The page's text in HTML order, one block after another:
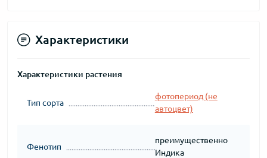
Характеристики
Характеристики растения
Тип сорта
фотопериод (не
автоцвет)
Фенотип
преимущественно
Индика